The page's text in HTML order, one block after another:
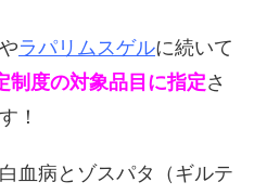
やラパリムスゲルに続いて
制度の対象品目に指定さ
！
血病とゾスパタ（ギルテ